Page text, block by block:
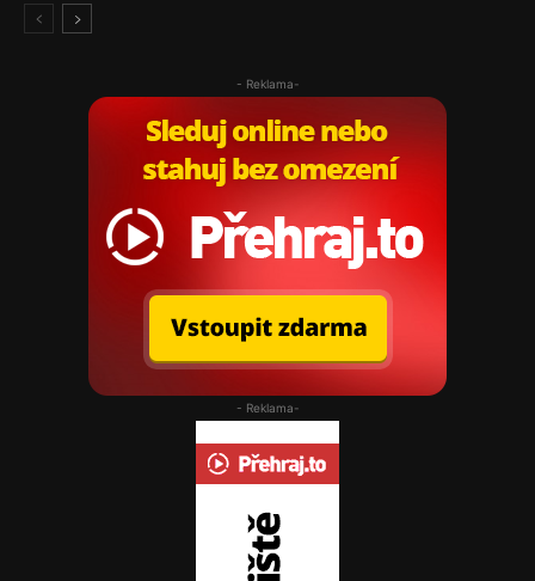
- Reklama-
- Reklama-